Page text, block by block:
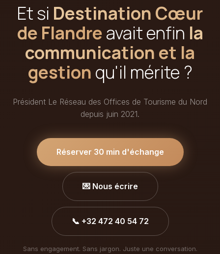
Et si Destination Cœur
de Flandreavait enfin la
communication et la
gestion qu'il mérite ?
Président Le Réseau des Offices de Tourisme du Nord
depuis juin 2021.
Réserver 30 min d'échange
💌 Nous écrire
📞 +32 472 40 54 72
Sans engagement. Sans jargon. Juste une conversation.